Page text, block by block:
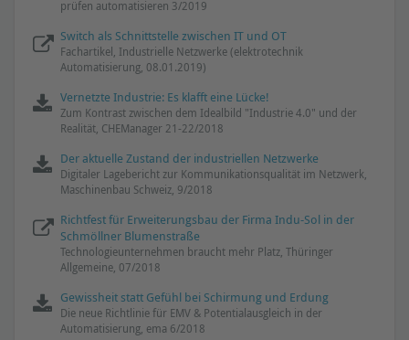
prüfen automatisieren 3/2019
Switch als Schnittstelle zwischen IT und OT
Fachartikel, Industrielle Netzwerke (elektrotechnik
Automatisierung, 08.01.2019)
Vernetzte Industrie: Es klafft eine Lücke!
Zum Kontrast zwischen dem Idealbild "Industrie 4.0" und der
Realität, CHEManager 21-22/2018
Der aktuelle Zustand der industriellen Netzwerke
Digitaler Lagebericht zur Kommunikationsqualität im Netzwerk,
Maschinenbau Schweiz, 9/2018
Richtfest für Erweiterungsbau der Firma Indu-Sol in der
Schmöllner Blumenstraße
Technologieunternehmen braucht mehr Platz, Thüringer
Allgemeine, 07/2018
Gewissheit statt Gefühl bei Schirmung und Erdung
Die neue Richtlinie für EMV & Potentialausgleich in der
Automatisierung, ema 6/2018